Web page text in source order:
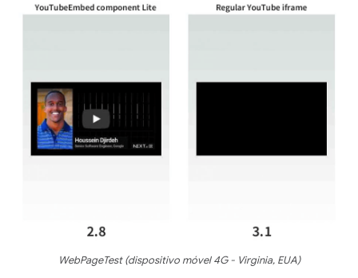
WebPageTest (dispositivo móvel 4G - Virginia, EUA)